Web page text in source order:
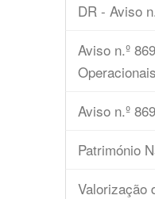
DR - Aviso
Aviso n.º
Operacionais
Aviso n.º
Património
Valorização